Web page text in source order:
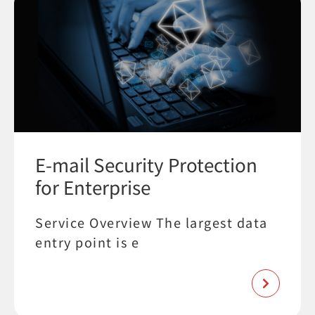
E-mail Security Protection
for Enterprise
Service Overview The largest data
entry point is e